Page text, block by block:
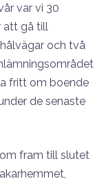
var vi 30
att gå till
och två
fritt om boende
de senaste
fram till slutet